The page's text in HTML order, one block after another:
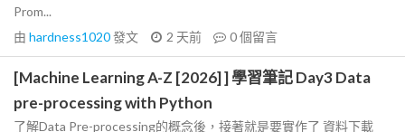
Prom...
由 hardness1020發文 2 天前 0個留言
[Machine Learning A-Z [2026] ] 學習筆記 Day3 Data
pre-processing with Python
了解Data Pre-processing的概念後，接著就是要實作了 資料下載